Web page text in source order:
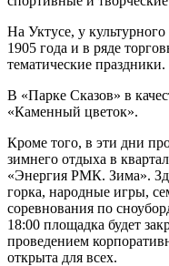
На Уктусе, у
1905 года и в ряде
тематические праздники.
В «Парке Сказов» в
«Каменный цветок».
Кроме того, в эти дни
зимнего отдыха в
«Энергия РМК. Зима».
горка, народные игры,
соревнования по
18:00 площадка будет
проведением
открыта для всех.